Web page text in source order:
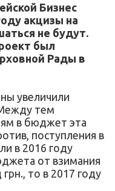
Бизнес
акцизы на
не будут.
был
Рады в
увеличили
тем
в бюджет эта
поступления в
в 2016 году
от взимания
то в 2017 году